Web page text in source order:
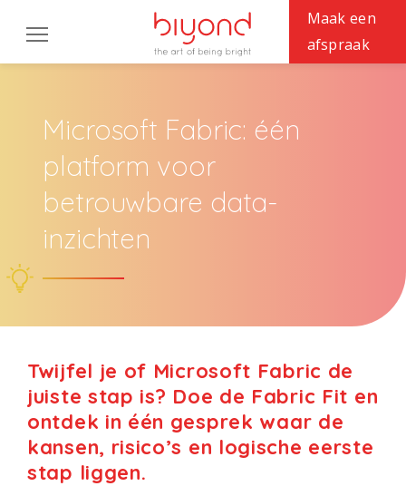
CASES
EXPERTISES
BIYOND
Werken bij
Support
Maak een
afspraak
Microsoft Fabric: één
platform voor
betrouwbare data-
inzichten
Twijfel je of Microsoft Fabric de
juiste stap is? Doe de Fabric Fit en
ontdek in één gesprek waar de
kansen, risico’s en logische eerste
stap liggen.